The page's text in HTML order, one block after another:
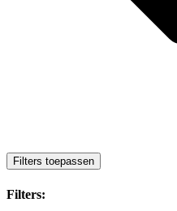
Filters toepassen
Filters: